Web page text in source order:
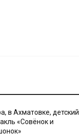
в Ахматовке, детский
«Совёнок и